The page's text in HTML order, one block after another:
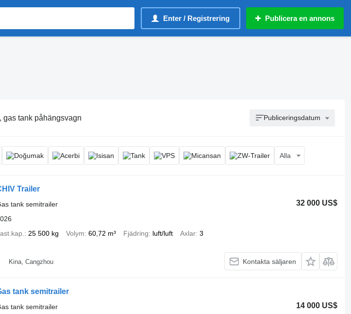
Enter / Registrering Publicera en annons
gas tank påhängsvagn Publiceringsdatum
Alla
Trailer
32 000 US$
tank semitrailer
25 500 kg Volym 60,72 m³ Fjädring luft/luft Axlar 3
Kina, Cangzhou Kontakta säljaren
tank semitrailer
14 000 US$
tank semitrailer